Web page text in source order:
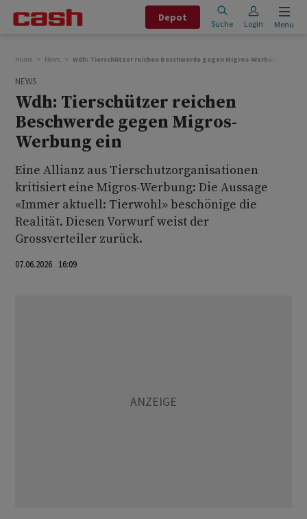
Depot
Suche Login Menu
Home News Wdh: Tierschützer reichen Beschwerde gegen Migros-Werbung ein
NEWS
Wdh: Tierschützer reichen
Beschwerde gegen Migros-
Werbung ein
Eine Allianz aus Tierschutzorganisationen
kritisiert eine Migros-Werbung: Die Aussage
«Immer aktuell: Tierwohl» beschönige die
Realität. Diesen Vorwurf weist der
Grossverteiler zurück.
07.06.2026 16:09